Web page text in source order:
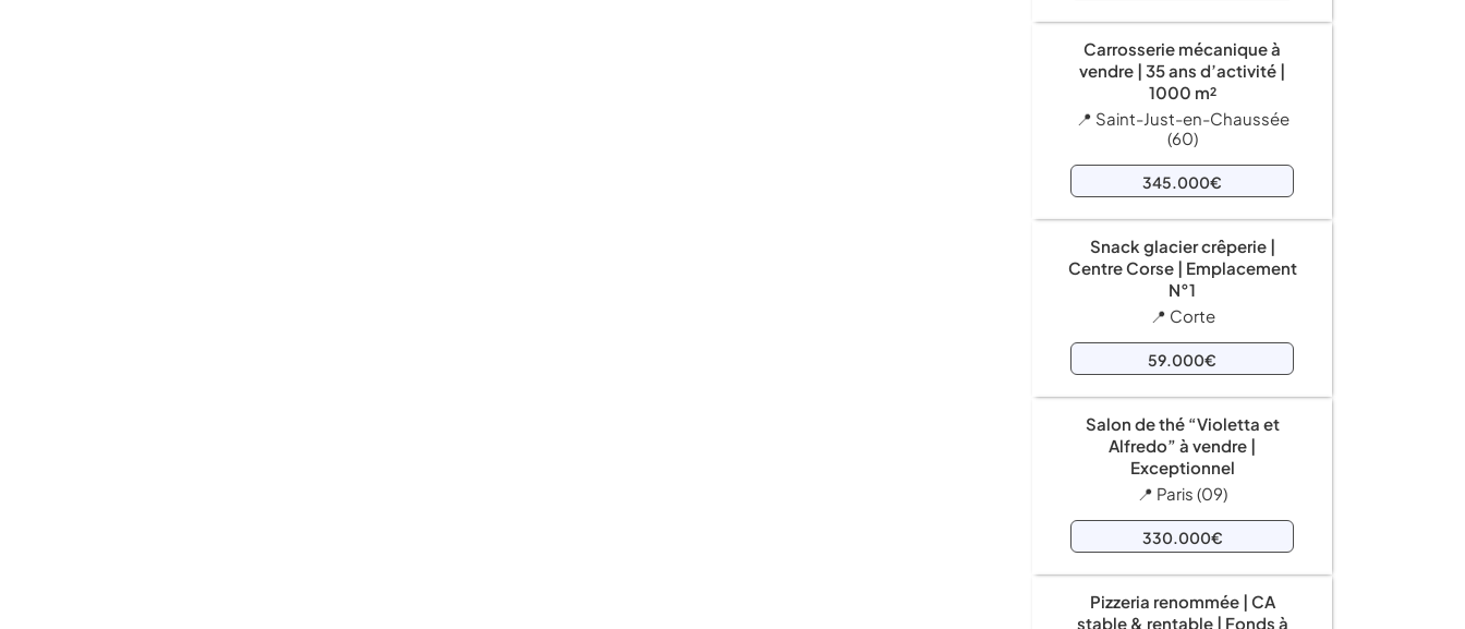
Carrosserie mécanique à
vendre | 35 ans d’activité |
1000 m²
📍 Saint-Just-en-Chaussée
(60)
345.000€
Snack glacier crêperie |
Centre Corse | Emplacement
N°1
📍 Corte
59.000€
Salon de thé “Violetta et
Alfredo” à vendre |
Exceptionnel
📍 Paris (09)
330.000€
Pizzeria renommée | CA
stable & rentable | Fonds à